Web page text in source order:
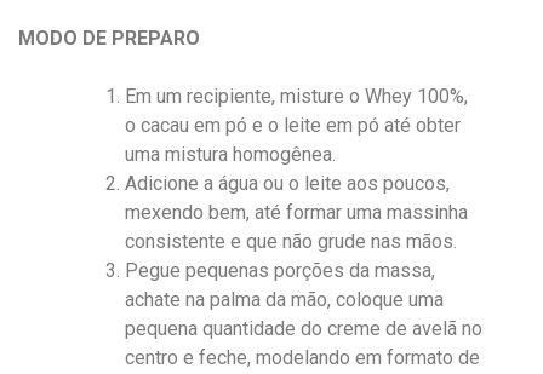
MODO DE PREPARO
Em um recipiente, misture o Whey 100%,
o cacau em pó e o leite em pó até obter
uma mistura homogênea.
Adicione a água ou o leite aos poucos,
mexendo bem, até formar uma massinha
consistente e que não grude nas mãos.
Pegue pequenas porções da massa,
achate na palma da mão, coloque uma
pequena quantidade do creme de avelã no
centro e feche, modelando em formato de